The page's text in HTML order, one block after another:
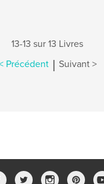
13-13 sur 13 Livres
Précédent | Suivant >